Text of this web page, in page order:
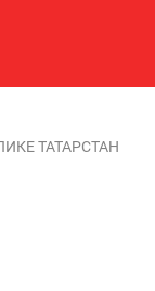
ТАТАРСТАН